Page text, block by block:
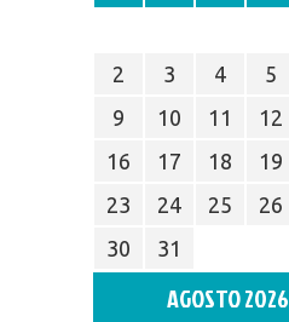
2
3 4 5
9
10 11 12
16
17 18 19
23
24 25 26
30
31
AGOSTO 2026